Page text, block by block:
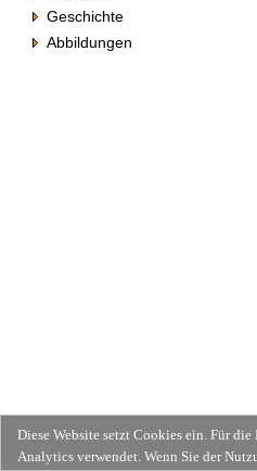
Geschichte
Abbildungen
Diese Website setzt Cookies ein. Für
Analytics verwendet. Wenn Sie der